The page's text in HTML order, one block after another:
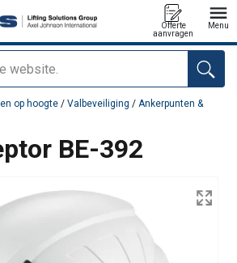
Offerte
aanvragen
Menu
op hoogte / Valbeveiliging / Ankerpunten &
BE-392